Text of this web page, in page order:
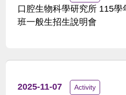
口腔生物科學研究所 115
班一般生招生說明會
2025-11-07 Activity